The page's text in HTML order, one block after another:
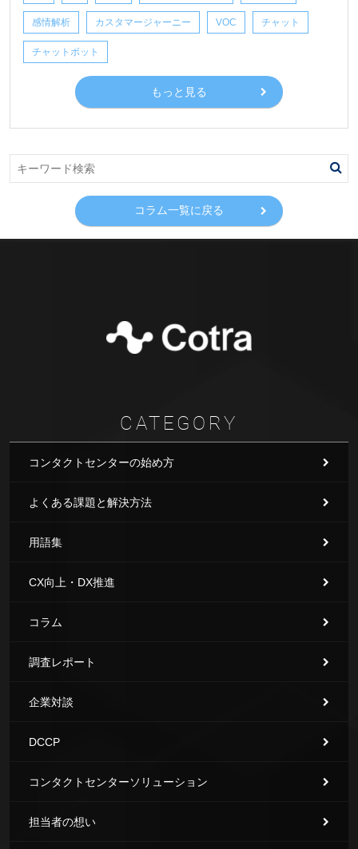
感情解析 カスタマージャーニー VOC チャット
チャットボット
もっと見る
コラム一覧に戻る
CATEGORY
コンタクトセンターの始め方
よくある課題と解決方法
用語集
CX向上・DX推進
コラム
調査レポート
企業対談
DCCP
コンタクトセンターソリューション
担当者の想い